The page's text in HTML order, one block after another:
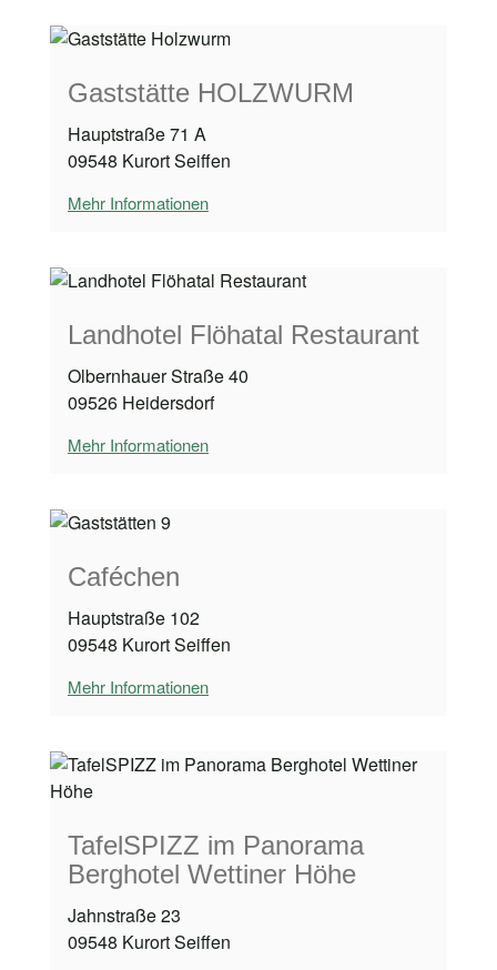
Gaststätte HOLZWURM
Hauptstraße 71 A
09548 Kurort Seiffen
Mehr Informationen
Landhotel Flöhatal Restaurant
Olbernhauer Straße 40
09526 Heidersdorf
Mehr Informationen
Caféchen
Hauptstraße 102
09548 Kurort Seiffen
Mehr Informationen
TafelSPIZZ im Panorama
Berghotel Wettiner Höhe
Jahnstraße 23
09548 Kurort Seiffen